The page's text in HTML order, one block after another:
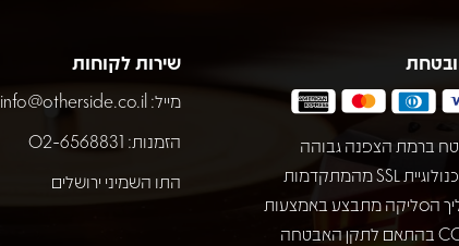
ברמת הצפנה גבוהה
באמצעות טכנולוגיית SSL מהמתקדמות
הסליקה מתבצע באמצעות
חברת COMAX בהתאם לתקן האבטחה
שירות לקוחות
מייל:info@otherside.co.il
הזמנות: 02-6568831
התו השמיני ירושלים